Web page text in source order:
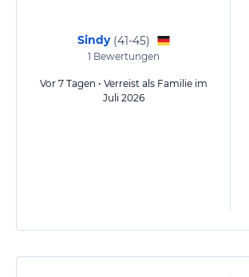
Sindy (41-45)
1 Bewertungen
Vor 7 Tagen • Verreist als Familie im
Juli 2026